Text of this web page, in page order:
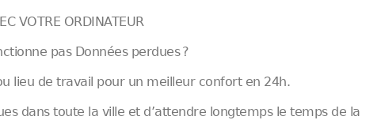
VOTRE ORDINATEUR
pas Données perdues ?
lieu de travail pour un meilleur confort en 24h.
dans toute la ville et d’attendre longtemps le temps de la